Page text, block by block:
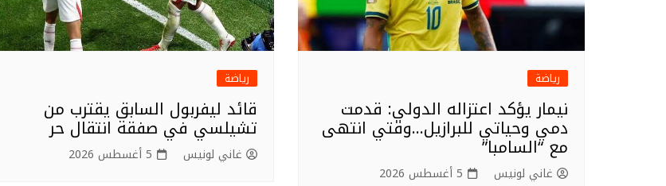
رياضة
نيمار يؤكد اعتزاله الدولي: قدمت
دمي وحياتي للبرازيل…وقتي انتهى
مع “السامبا”
غاني لونيس 5 أغسطس 2026
رياضة
قائد ليفربول السابق يقترب من
تشيلسي في صفقة انتقال حر
غاني لونيس 5 أغسطس 2026